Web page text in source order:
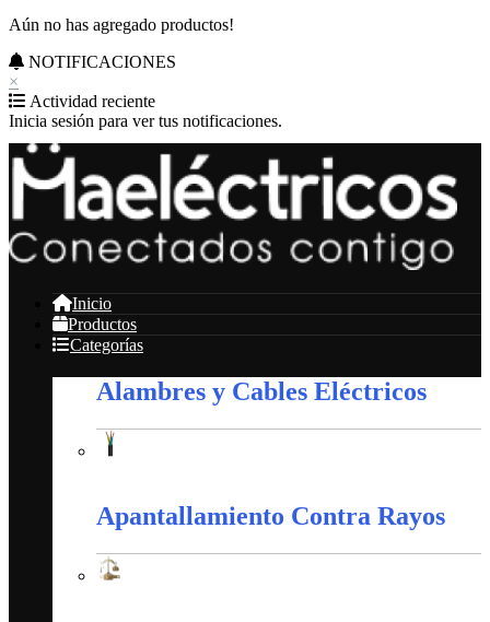
Aún no has agregado productos!
NOTIFICACIONES
×
Actividad reciente
Inicia sesión para ver tus notificaciones.
Inicio
Productos
Categorías
Alambres y Cables Eléctricos
Apantallamiento Contra Rayos